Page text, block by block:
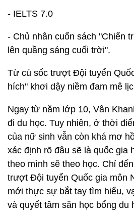
- IELTS 7.0
- Chủ nhân cuốn sách "Chiến
lên quầng sáng cuối trời".
Từ cú sốc trượt Đội tuyển
hích" khơi dậy niềm đam mê
Ngay từ năm lớp 10, Vân
đi du học. Tuy nhiên, ở thời
của nữ sinh vẫn còn khá mơ
xác định rõ đâu sẽ là quốc gia
theo mình sẽ theo học. Chỉ
trượt Đội tuyển Quốc gia môn
mới thực sự bắt tay tìm hiểu,
và quyết tâm săn học bổng du